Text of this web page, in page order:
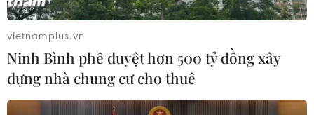
vietnamplus.vn
Ninh Bình phê duyệt hơn 500 tỷ đồng xây
dựng nhà chung cư cho thuê